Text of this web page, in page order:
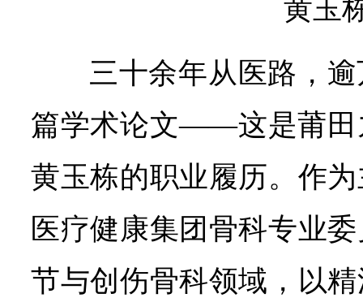
黄玉
三十余年从医路，
篇学术论文——这是莆田
黄玉栋的职业履历。作
医疗健康集团骨科专业
节与创伤骨科领域，以